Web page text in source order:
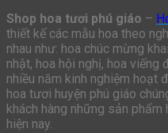
Shop hoa tươi phú giáo –
thiết kế các mẫu hoa theo
nhau như: hoa chúc mừng
nhật, hoa hội nghị, hoa viếng
nhiều năm kinh nghiệm hoạt
hoa tươi huyện phú giáo
khách hàng những sản
hiện nay.